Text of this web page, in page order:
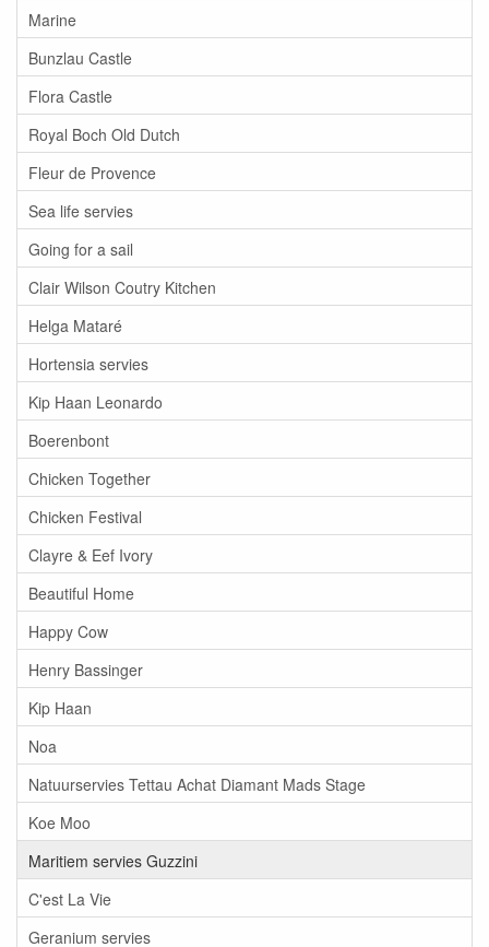
Marine
Bunzlau Castle
Flora Castle
Royal Boch Old Dutch
Fleur de Provence
Sea life servies
Going for a sail
Clair Wilson Coutry Kitchen
Helga Mataré
Hortensia servies
Kip Haan Leonardo
Boerenbont
Chicken Together
Chicken Festival
Clayre & Eef Ivory
Beautiful Home
Happy Cow
Henry Bassinger
Kip Haan
Noa
Natuurservies Tettau Achat Diamant Mads Stage
Koe Moo
Maritiem servies Guzzini
C'est La Vie
Geranium servies